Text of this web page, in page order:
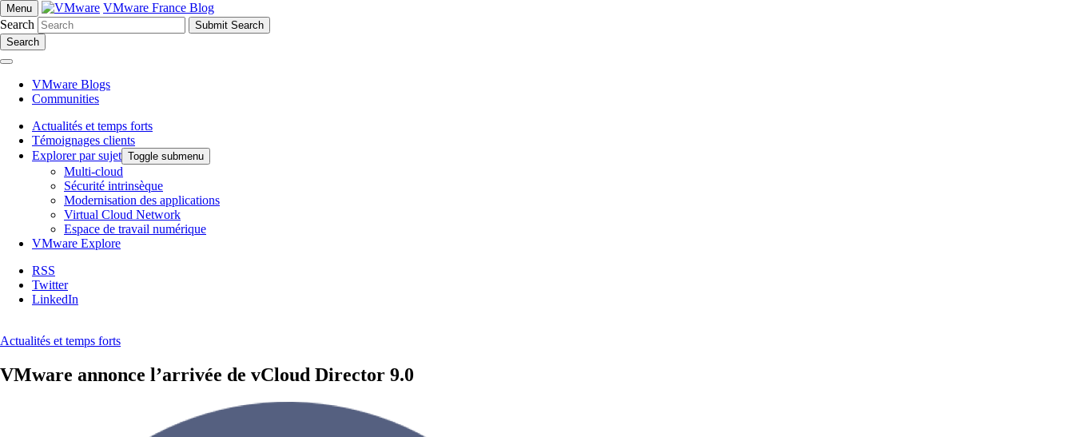
Menu
VMware France Blog
Search
Search
VMware Blogs
Communities
Actualités et temps forts
Témoignages clients
Explorer par sujet Toggle submenu
Multi-cloud
Sécurité intrinsèque
Modernisation des applications
Virtual Cloud Network
Espace de travail numérique
VMware Explore
RSS
Twitter
LinkedIn
Actualités et temps forts
VMware annonce l’arrivée de vCloud Director 9.0